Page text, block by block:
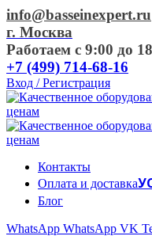
info@basseinexpert.ru
г. Москва
Работаем с 9:00 до
+7 (499) 714-68-16
Вход / Регистрация
Контакты
Оплата и доставка
Блог
WhatsApp WhatsApp VK